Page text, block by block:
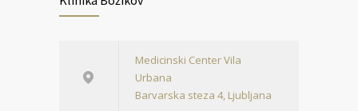
Medicinski Center Vila
Urbana
Barvarska steza 4, Ljubljana